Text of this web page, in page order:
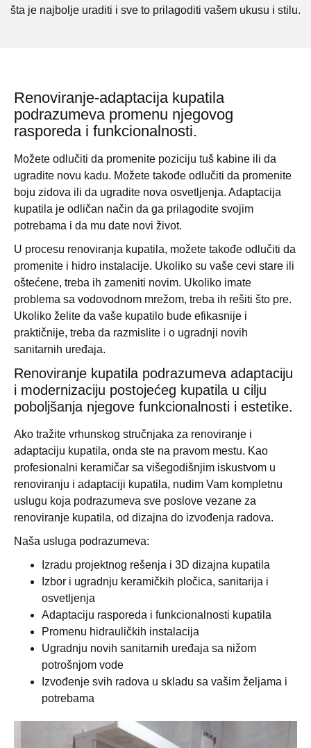
šta je najbolje uraditi i sve to prilagoditi vašem ukusu i stilu.
Renoviranje-adaptacija kupatila
podrazumeva promenu njegovog
rasporeda i funkcionalnosti.
Možete odlučiti da promenite poziciju tuš kabine ili da
ugradite novu kadu. Možete takođe odlučiti da promenite
boju zidova ili da ugradite nova osvetljenja. Adaptacija
kupatila je odličan način da ga prilagodite svojim
potrebama i da mu date novi život.
U procesu renoviranja kupatila, možete takođe odlučiti da
promenite i hidro instalacije. Ukoliko su vaše cevi stare ili
oštećene, treba ih zameniti novim. Ukoliko imate
problema sa vodovodnom mrežom, treba ih rešiti što pre.
Ukoliko želite da vaše kupatilo bude efikasnije i
praktičnije, treba da razmislite i o ugradnji novih
sanitarnih uređaja.
Renoviranje kupatila podrazumeva adaptaciju
i modernizaciju postojećeg kupatila u cilju
poboljšanja njegove funkcionalnosti i estetike.
Ako tražite vrhunskog stručnjaka za renoviranje i
adaptaciju kupatila, onda ste na pravom mestu. Kao
profesionalni keramičar sa višegodišnjim iskustvom u
renoviranju i adaptaciji kupatila, nudim Vam kompletnu
uslugu koja podrazumeva sve poslove vezane za
renoviranje kupatila, od dizajna do izvođenja radova.
Naša usluga podrazumeva:
Izradu projektnog rešenja i 3D dizajna kupatila
Izbor i ugradnju keramičkih pločica, sanitarija i
osvetljenja
Adaptaciju rasporeda i funkcionalnosti kupatila
Promenu hidrauličkih instalacija
Ugradnju novih sanitarnih uređaja sa nižom
potrošnjom vode
Izvođenje svih radova u skladu sa vašim željama i
potrebama